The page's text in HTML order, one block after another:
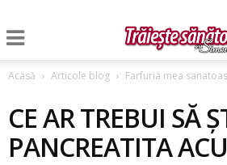
Acasă Articole blog Farfuria mea
CE AR TREBUI SĂ
PANCREATITA